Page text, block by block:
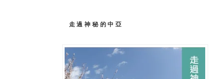
走過神秘的中亞